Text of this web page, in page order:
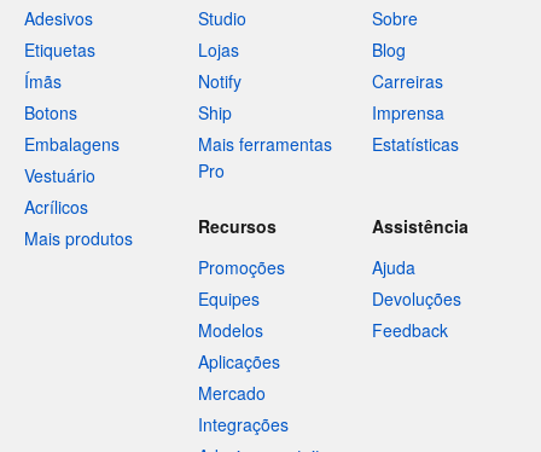
Adesivos
Etiquetas
Ímãs
Botons
Embalagens
Vestuário
Acrílicos
Mais produtos
Studio
Lojas
Notify
Ship
Mais ferramentas
Pro
Sobre
Blog
Carreiras
Imprensa
Estatísticas
Recursos
Promoções
Equipes
Modelos
Aplicações
Mercado
Integrações
Assistência
Ajuda
Devoluções
Feedback